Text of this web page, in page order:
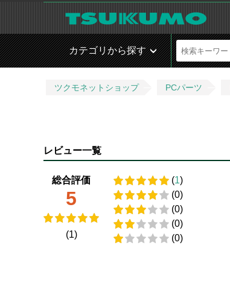
カテゴリから探す
ツクモネットショップ PCパーツ
レビュー一覧
総合評価
5
(1)
(1)
(0)
(0)
(0)
(0)